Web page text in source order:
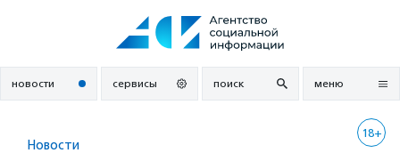
новости сервисы поиск меню
18+
Новости